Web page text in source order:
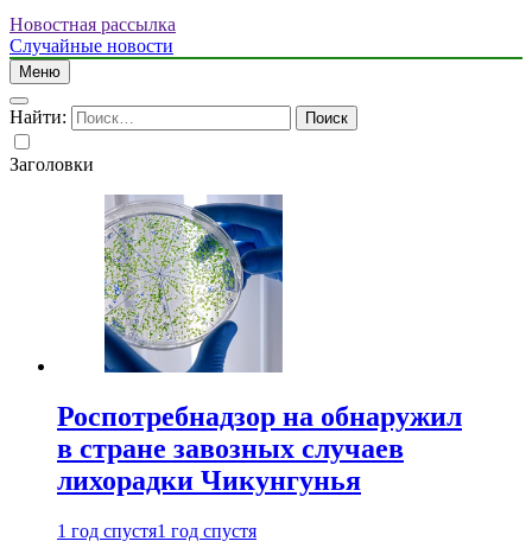
Новостная рассылка
Случайные новости
Меню
Найти:
Заголовки
Роспотребнадзор на обнаружил
в стране завозных случаев
лихорадки Чикунгунья
1 год спустя1 год спустя